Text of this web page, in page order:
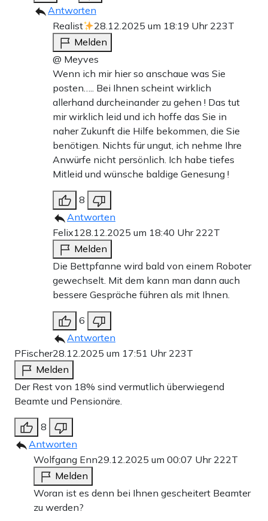
Antworten
Realist
28.12.2025 um 18:19 Uhr 223T
Melden
@ Meyves
Wenn ich mir hier so anschaue was Sie
posten….. Bei Ihnen scheint wirklich
allerhand durcheinander zu gehen ! Das tut
mir wirklich leid und ich hoffe das Sie in
naher Zukunft die Hilfe bekommen, die Sie
benötigen. Nichts für ungut, ich nehme Ihre
Anwürfe nicht persönlich. Ich habe tiefes
Mitleid und wünsche baldige Genesung !
8
Antworten
Felix128.12.2025 um 18:40 Uhr 222T
Melden
Die Bettpfanne wird bald von einem Roboter
gewechselt. Mit dem kann man dann auch
bessere Gespräche führen als mit Ihnen.
6
Antworten
PFischer28.12.2025 um 17:51 Uhr 223T
Melden
Der Rest von 18% sind vermutlich überwiegend
Beamte und Pensionäre.
8
Antworten
Wolfgang Enn29.12.2025 um 00:07 Uhr 222T
Melden
Woran ist es denn bei Ihnen gescheitert Beamter
zu werden?